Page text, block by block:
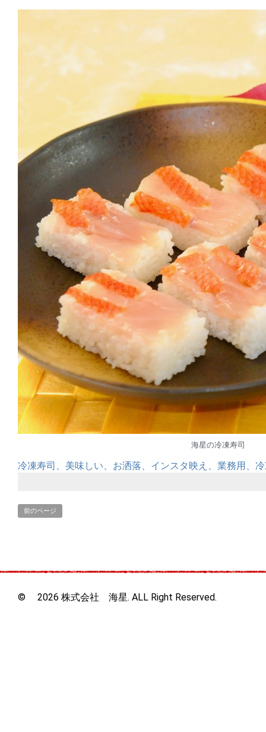
海星の冷凍寿司
冷凍寿司、美味しい、お洒落、インスタ映え、業務用、
前のページ
© 2026 株式会社 海星. ALL Right Reserved.